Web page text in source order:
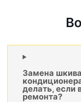
Замена
делать, если
ремонта?